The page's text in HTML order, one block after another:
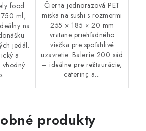
food
ml,
na
jedál.
a
vhodný
Čierna jednorazová PET
miska na sushi s rozmermi
255 × 185 × 20 mm
vrátane priehľadného
viečka pre spoľahlivé
uzavretie. Balenie 200 sád
– ideálne pre reštaurácie,
catering a...
produkty